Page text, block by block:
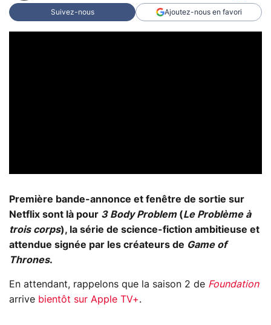
Suivez-nous Ajoutez-nous en favori
Première bande-annonce et fenêtre de sortie sur
Netflix sont là pour 3 Body Problem (Le Problème à
trois corps), la série de science-fiction ambitieuse et
attendue signée par les créateurs de Game of
Thrones.
En attendant, rappelons que la saison 2 de Foundation
arrive bientôt sur Apple TV+.